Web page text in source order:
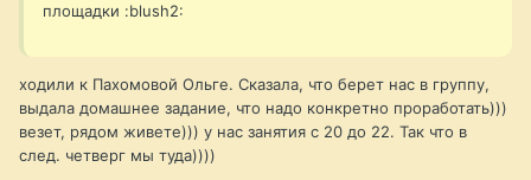
площадки :blush2:
ходили к Пахомовой Ольге. Сказала, что берет нас в группу,
выдала домашнее задание, что надо конкретно проработать)))
везет, рядом живете))) у нас занятия с 20 до 22. Так что в
след. четверг мы туда))))